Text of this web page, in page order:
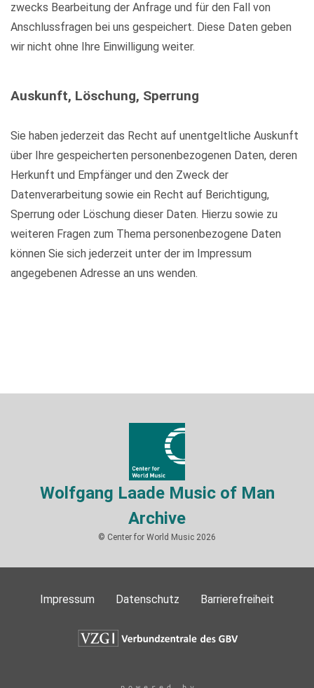
zwecks Bearbeitung der Anfrage und für den Fall von
Anschlussfragen bei uns gespeichert. Diese Daten geben
wir nicht ohne Ihre Einwilligung weiter.
Auskunft, Löschung, Sperrung
Sie haben jederzeit das Recht auf unentgeltliche Auskunft
über Ihre gespeicherten personenbezogenen Daten, deren
Herkunft und Empfänger und den Zweck der
Datenverarbeitung sowie ein Recht auf Berichtigung,
Sperrung oder Löschung dieser Daten. Hierzu sowie zu
weiteren Fragen zum Thema personenbezogene Daten
können Sie sich jederzeit unter der im Impressum
angegebenen Adresse an uns wenden.
Wolfgang Laade Music of Man
Archive
© Center for World Music 2026
Impressum Datenschutz Barrierefreiheit